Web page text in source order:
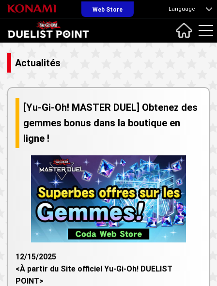
Web Store Language
Actualités
[Yu-Gi-Oh! MASTER DUEL] Obtenez des
gemmes bonus dans la boutique en
ligne !
12/15/2025
<À partir du Site officiel Yu-Gi-Oh! DUELIST
POINT>